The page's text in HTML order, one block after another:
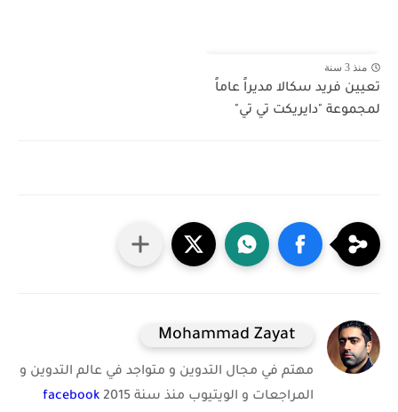
منذ 3 سنة
تعيين فريد سكالا مديراً عاماً
لمجموعة "دايريكت تي تي"
Mohammad Zayat
مهتم في مجال التدوين و متواجد في عالم التدوين و
المراجعات و الويتيوب منذ سنة 2015
facebook